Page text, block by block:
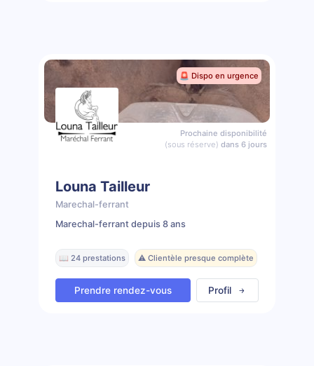
🚨 Dispo en urgence
Prochaine disponibilité
(sous réserve) dans 6 jours
Louna Tailleur
Marechal-ferrant
Marechal-ferrant depuis 8 ans
📖 24 prestations ⚠️ Clientèle presque complète
Prendre rendez-vous Profil